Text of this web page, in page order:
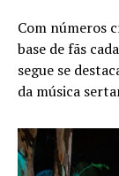
Com números
base de fãs
segue se
da música